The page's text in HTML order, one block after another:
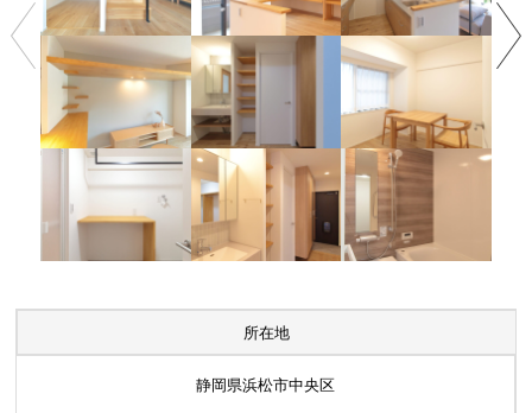
所在地
静岡県浜松市中央区